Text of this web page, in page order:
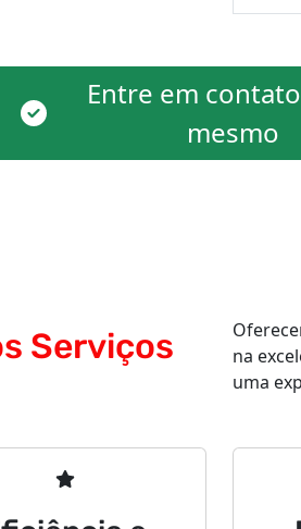
Entre em
mesmo
Serviços
na
uma